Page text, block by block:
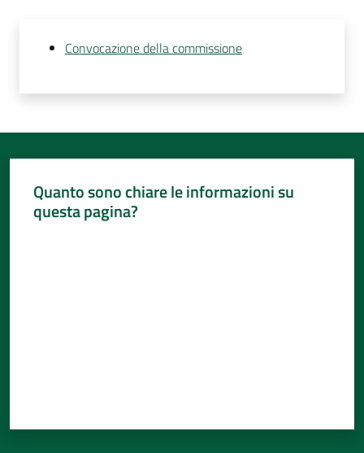
Convocazione della commissione
Quanto sono chiare le informazioni su
questa pagina?